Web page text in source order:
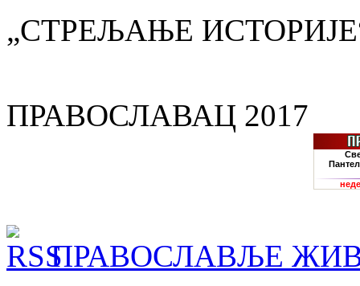
„СТРЕЉАЊЕ
ПРАВОСЛАВАЦ 2017
ПРАВОСЛАВЉЕ